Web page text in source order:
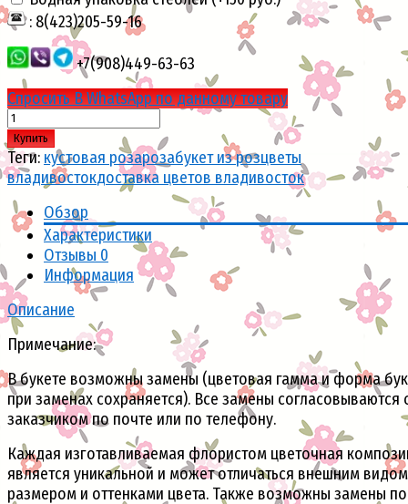
: 8(423)205-59-16
+7(908)449-63-63
Спросить В WhatsApp по данному товару
Купить
Теги: кустовая розарозабукет из розцветы
владивостокдоставка цветов владивосток
Обзор
Характеристики
Отзывы 0
Информация
Описание
Примечание:
В букете возможны замены (цветовая гамма и форма
при заменах сохраняется). Все замены согласовываются
заказчиком по почте или по телефону.
Каждая изготавливаемая флористом цветочная
является уникальной и может отличаться внешним
размером и оттенками цвета. Также возможны замены по